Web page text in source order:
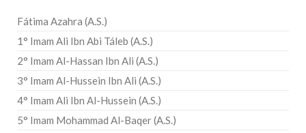
Fátima Azahra (A.S.)
1° Imam Ali Ibn Abi Táleb (A.S.)
2° Imam Al-Hassan Ibn Ali (A.S.)
3° Imam Al-Hussein Ibn Ali (A.S.)
4° Imam Ali Ibn Al-Hussein (A.S.)
5° Imam Mohammad Al-Baqer (A.S.)